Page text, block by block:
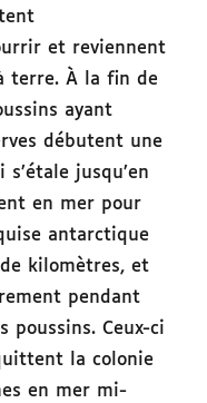
et reviennent
terre. À la fin de
ayant
débutent une
jusqu’en
en mer pour
antarctique
kilomètres, et
pendant
poussins. Ceux-ci
la colonie
en mer mi-